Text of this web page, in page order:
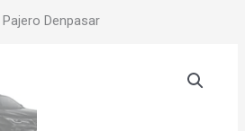
Denpasar